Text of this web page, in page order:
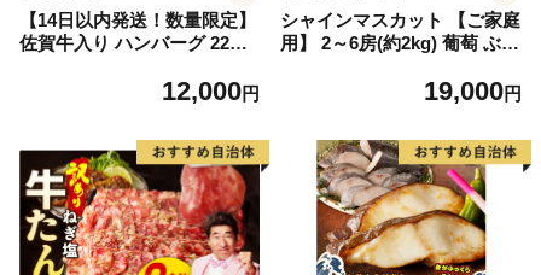
【14日以内発送！数量限定】
佐賀牛入り ハンバーグ 22個
毛和牛 ブランド牛 九州 ハン
(H083106)
12,000円
シャインマスカット 【ご家庭
用】 2～6房(約2kg) 葡萄 ぶど
もの 果実 旬の果物 旬のフル
19,000円